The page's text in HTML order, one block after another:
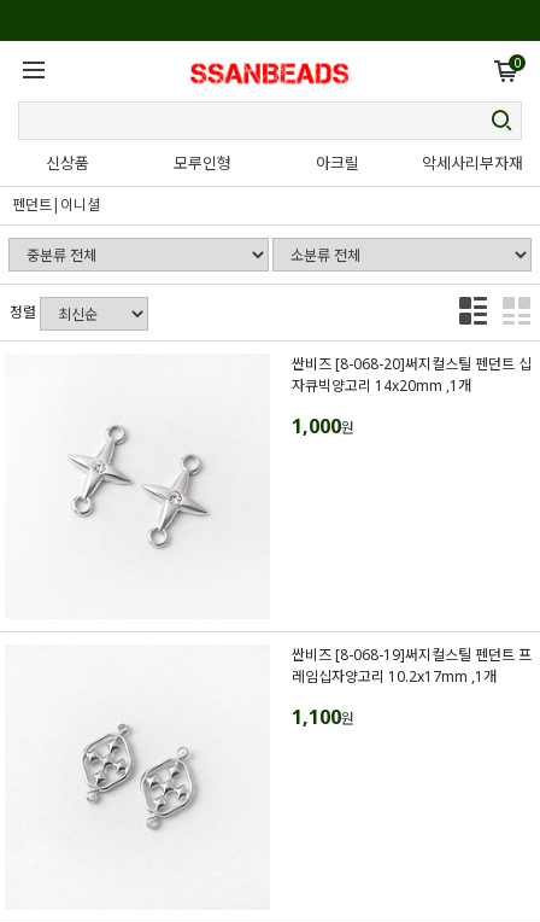
0
신상품 모루인형 아크릴 악세사리부자재
펜던트|이니셜
정렬
싼비즈 [8-068-20]써지컬스틸 펜던트 십
자큐빅양고리 14x20mm ,1개
1,000원
싼비즈 [8-068-19]써지컬스틸 펜던트 프
레임십자양고리 10.2x17mm ,1개
1,100원